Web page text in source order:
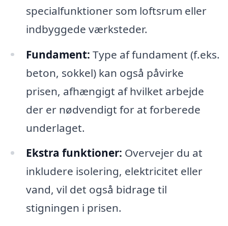
specialfunktioner som loftsrum eller
indbyggede værksteder.
Fundament: Type af fundament (f.eks.
beton, sokkel) kan også påvirke
prisen, afhængigt af hvilket arbejde
der er nødvendigt for at forberede
underlaget.
Ekstra funktioner: Overvejer du at
inkludere isolering, elektricitet eller
vand, vil det også bidrage til
stigningen i prisen.